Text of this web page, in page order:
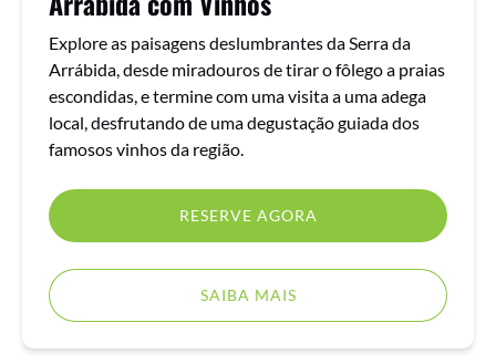
Explore as paisagens deslumbrantes da Serra da
Arrábida, desde miradouros de tirar o fôlego a praias
escondidas, e termine com uma visita a uma adega
local, desfrutando de uma degustação guiada dos
famosos vinhos da região.
RESERVE AGORA
SAIBA MAIS